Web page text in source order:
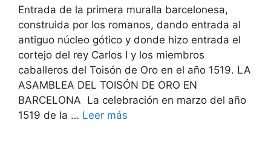
Entrada de la primera muralla barcelonesa,
construida por los romanos, dando entrada al
antiguo núcleo gótico y donde hizo entrada el
cortejo del rey Carlos I y los miembros
caballeros del Toisón de Oro en el año 1519. LA
ASAMBLEA DEL TOISÓN DE ORO EN
BARCELONA La celebración en marzo del año
1519 de la … Leer más